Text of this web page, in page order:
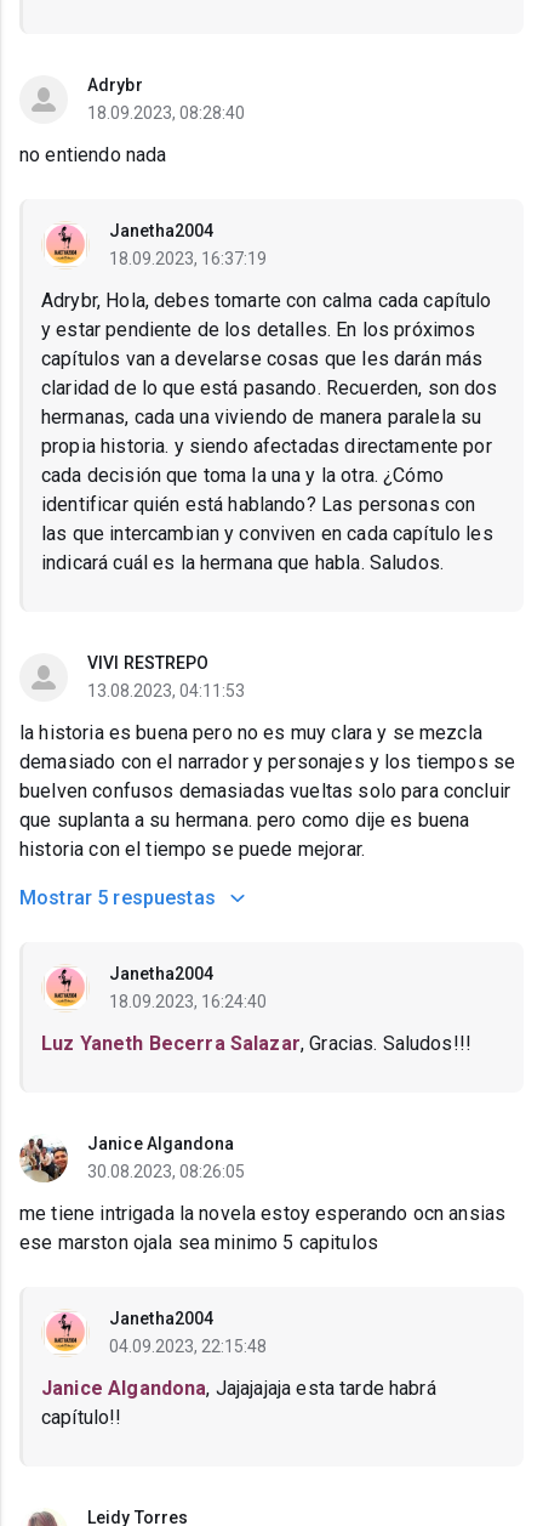
Adrybr
18.09.2023, 08:28:40
no entiendo nada
Janetha2004
18.09.2023, 16:37:19
Adrybr, Hola, debes tomarte con calma cada capítulo
y estar pendiente de los detalles. En los próximos
capítulos van a develarse cosas que les darán más
claridad de lo que está pasando. Recuerden, son dos
hermanas, cada una viviendo de manera paralela su
propia historia. y siendo afectadas directamente por
cada decisión que toma la una y la otra. ¿Cómo
identificar quién está hablando? Las personas con
las que intercambian y conviven en cada capítulo les
indicará cuál es la hermana que habla. Saludos.
VIVI RESTREPO
13.08.2023, 04:11:53
la historia es buena pero no es muy clara y se mezcla
demasiado con el narrador y personajes y los tiempos se
buelven confusos demasiadas vueltas solo para concluir
que suplanta a su hermana. pero como dije es buena
historia con el tiempo se puede mejorar.
Mostrar 5 respuestas
Janetha2004
18.09.2023, 16:24:40
Luz Yaneth Becerra Salazar, Gracias. Saludos!!!
Janice Algandona
30.08.2023, 08:26:05
me tiene intrigada la novela estoy esperando ocn ansias
ese marston ojala sea minimo 5 capitulos
Janetha2004
04.09.2023, 22:15:48
Janice Algandona, Jajajajaja esta tarde habrá
capítulo!!
Leidy Torres